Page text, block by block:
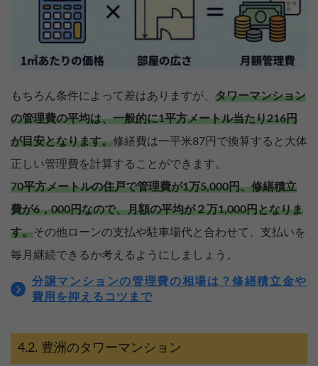
もちろん条件によって差はありますが、 タワーマンション
の管理費の平均は、一般的に1平方メートル当たり216円
が目安となります。修繕費は一平米87円で換算すると大体
正しい管理費を計算することができます。
70平方メートルの住戸で管理費が1万5,000円、修繕積立
費が6，000円なので、月額の平均が２万1,000円となりま
す。その他ローンの支払や駐車場代と合わせて、支払いを
毎月継続できるか考えるようにしましょう。
分譲マンションの管理費の相場は？修繕積立金や
費用を抑えるコツまで
豊洲のタワーマンション